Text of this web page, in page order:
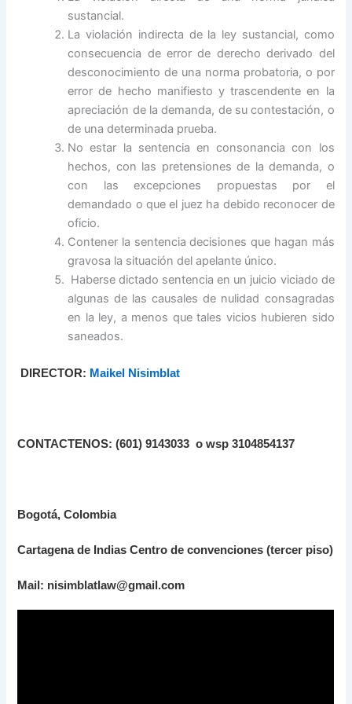
sustancial.
La violación indirecta de la ley sustancial, como
consecuencia de error de derecho derivado del
desconocimiento de una norma probatoria, o por
error de hecho manifiesto y trascendente en la
apreciación de la demanda, de su contestación, o
de una determinada prueba.
No estar la sentencia en consonancia con los
hechos, con las pretensiones de la demanda, o
con las excepciones propuestas por el
demandado o que el juez ha debido reconocer de
oficio.
Contener la sentencia decisiones que hagan más
gravosa la situación del apelante único.
Haberse dictado sentencia en un juicio viciado de
algunas de las causales de nulidad consagradas
en la ley, a menos que tales vicios hubieren sido
saneados.
DIRECTOR: Maikel Nisimblat
CONTACTENOS: (601) 9143033 o wsp 3104854137
Bogotá, Colombia
Cartagena de Indias Centro de convenciones (tercer piso)
Mail: nisimblatlaw@gmail.com